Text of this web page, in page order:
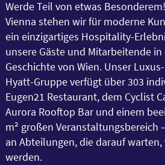
Werde Teil von etwas
Vienna stehen wir für moderne
ein einzigartiges Hospitality-
unsere Gäste und Mitarbeitende
Geschichte von Wien. Unser
Hyatt-Gruppe verfügt über 303
Eugen21 Restaurant, dem Cyclist
Aurora Rooftop Bar und einem
m² großen Veranstaltungsbereich
an Abteilungen, die darauf
werden.